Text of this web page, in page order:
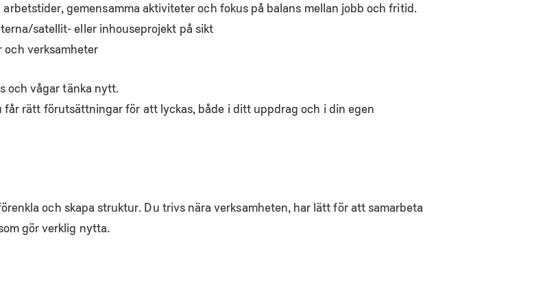
arbetstider, gemensamma aktiviteter och fokus på balans mellan jobb och fritid.
satellit- eller inhouseprojekt på sikt
och verksamheter
och vågar tänka nytt.
rätt förutsättningar för att lyckas, både i ditt uppdrag och i din egen
och skapa struktur. Du trivs nära verksamheten, har lätt för att samarbeta
gör verklig nytta.